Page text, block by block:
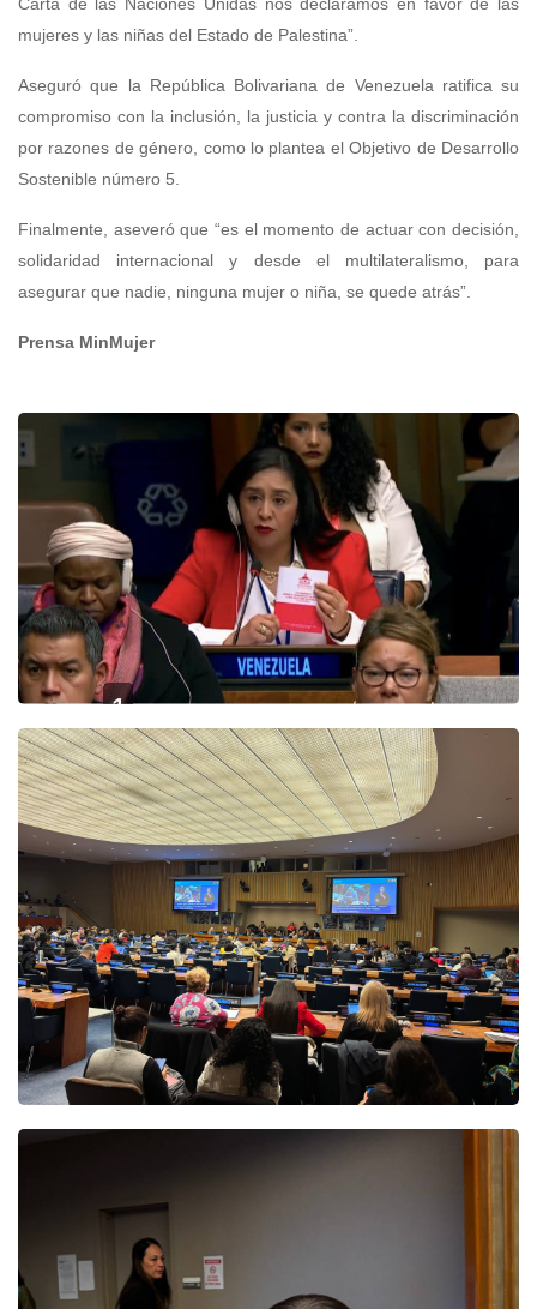
mujeres y las niñas del Estado de Palestina”.
Aseguró que la República Bolivariana de Venezuela ratifica su
compromiso con la inclusión, la justicia y contra la discriminación
por razones de género, como lo plantea el Objetivo de Desarrollo
Sostenible número 5.
Finalmente, aseveró que “es el momento de actuar con decisión,
solidaridad internacional y desde el multilateralismo, para
asegurar que nadie, ninguna mujer o niña, se quede atrás”.
Prensa MinMujer